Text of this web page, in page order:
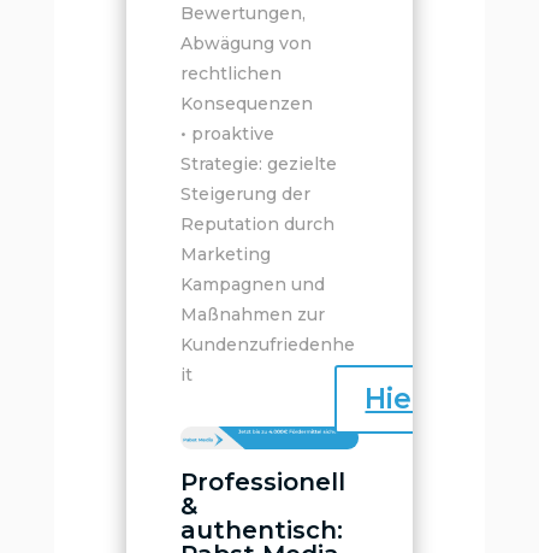
Bewertungen,
Abwägung von
rechtlichen
Konsequenzen
• proaktive
Strategie: gezielte
Steigerung der
Reputation durch
Marketing
Kampagnen und
Maßnahmen zur
Kundenzufriedenhe
it
Hier klicken
Professionell
&
authentisch: